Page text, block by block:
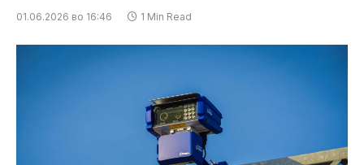
01.06.2026 во 16:46 1 Min Read